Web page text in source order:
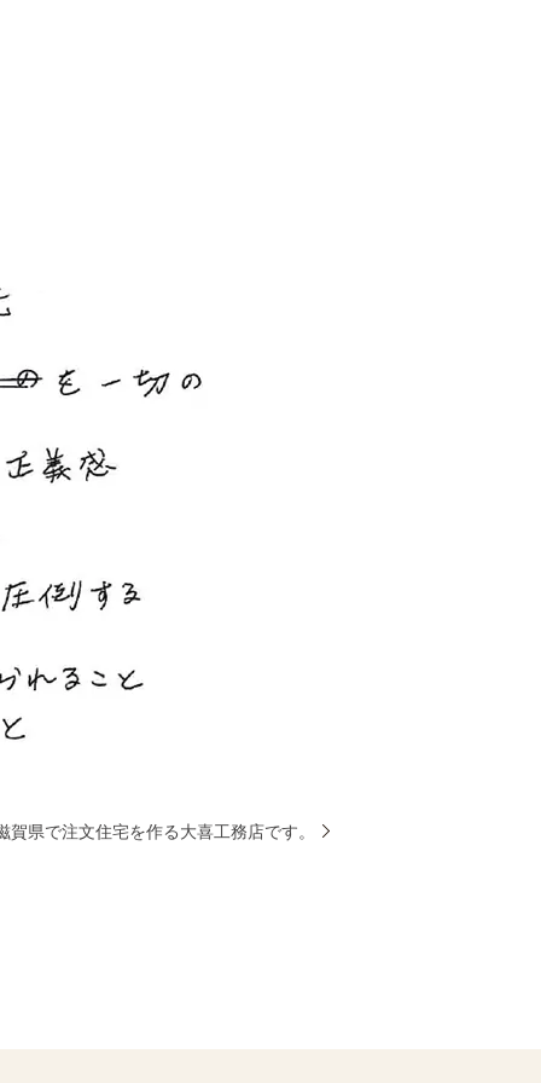
県で注文住宅を作る大喜工務店です。